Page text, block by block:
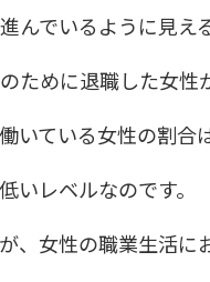
んでいるように見え
ために退職した女性
いている女性の割合
いレベルなのです。
、女性の職業生活に